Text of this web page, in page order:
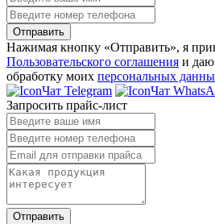
Отправить
Нажимая кнопку «Отправить», я
Пользовательского соглашения и даю
обработку моих персональных
Чат Telegram
Чат
Запросить прайс-лист
Отправить